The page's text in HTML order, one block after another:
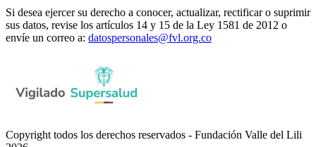
Si desea ejercer su derecho a conocer, actualizar, rectificar o suprimir
sus datos, revise los artículos 14 y 15 de la Ley 1581 de 2012 o
envíe un correo a: datospersonales@fvl.org.co
Copyright todos los derechos reservados - Fundación Valle del Lili